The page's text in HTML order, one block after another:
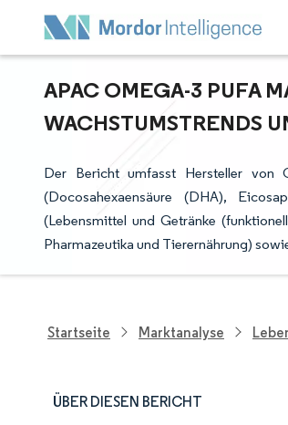
APAC OMEGA-3 PUFA
ACHSTUMSTRENDS
Der Bericht umfasst Hersteller von
(Docosahexaensäure (DHA),
(Lebensmittel und Getränke
Pharmazeutika und Tierernährung)
Startseite Marktanalyse
ÜBER DIESEN BERICHT